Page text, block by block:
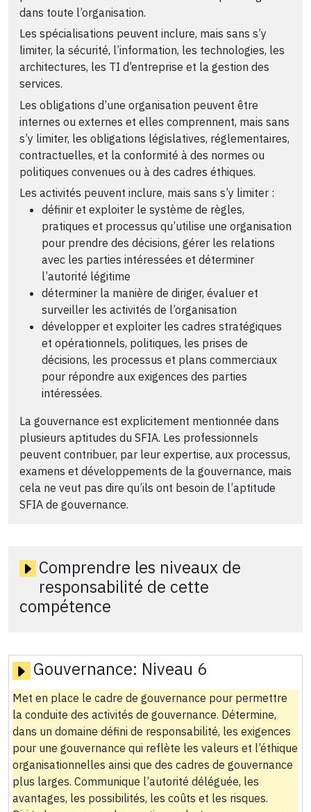
dans toute l’organisation.
Les spécialisations peuvent inclure, mais sans s’y
limiter, la sécurité, l’information, les technologies, les
architectures, les TI d’entreprise et la gestion des
services.
Les obligations d’une organisation peuvent être
internes ou externes et elles comprennent, mais sans
s’y limiter, les obligations législatives, réglementaires,
contractuelles, et la conformité à des normes ou
politiques convenues ou à des cadres éthiques.
Les activités peuvent inclure, mais sans s’y limiter :
définir et exploiter le système de règles,
pratiques et processus qu’utilise une organisation
pour prendre des décisions, gérer les relations
avec les parties intéressées et déterminer
l’autorité légitime
déterminer la manière de diriger, évaluer et
surveiller les activités de l’organisation
développer et exploiter les cadres stratégiques
et opérationnels, politiques, les prises de
décisions, les processus et plans commerciaux
pour répondre aux exigences des parties
intéressées.
La gouvernance est explicitement mentionnée dans
plusieurs aptitudes du SFIA. Les professionnels
peuvent contribuer, par leur expertise, aux processus,
examens et développements de la gouvernance, mais
cela ne veut pas dire qu’ils ont besoin de l’aptitude
SFIA de gouvernance.
Comprendre les niveaux de
responsabilité de cette
compétence
Gouvernance: Niveau 6
Met en place le cadre de gouvernance pour permettre
la conduite des activités de gouvernance. Détermine,
dans un domaine défini de responsabilité, les exigences
pour une gouvernance qui reflète les valeurs et l’éthique
organisationnelles ainsi que des cadres de gouvernance
plus larges. Communique l’autorité déléguée, les
avantages, les possibilités, les coûts et les risques.